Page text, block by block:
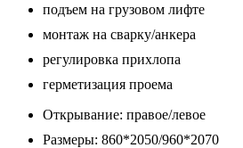
подъем на грузовом лифте
монтаж на сварку/анкера
регулировка прихлопа
герметизация проема
Открывание: правое/левое
Размеры: 860*2050/960*2070